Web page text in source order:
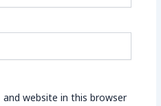
and website in this browser